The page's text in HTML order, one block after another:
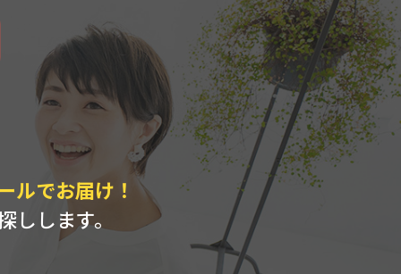
ルでお届け！
します。